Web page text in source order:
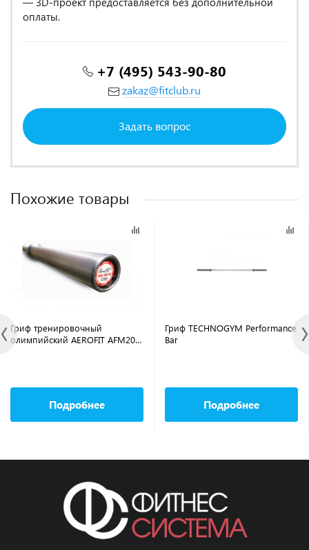
оплаты.
+7 (495) 543-90-80
zakaz@fitclub.ru
Задать вопрос
Похожие товары
Гриф тренировочный
олимпийский AEROFIT AFM20-
Подробнее
Гриф TECHNOGYM Performance
Bar
Подробнее